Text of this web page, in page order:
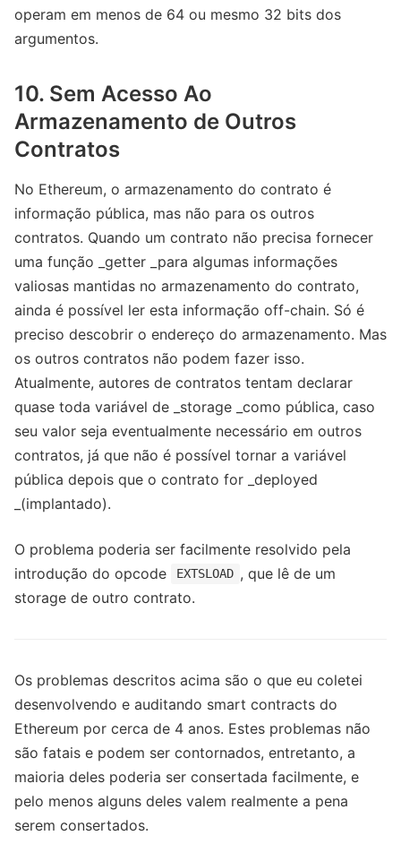
operam em menos de 64 ou mesmo 32 bits dos
argumentos.
10. Sem Acesso Ao
Armazenamento de Outros
Contratos
No Ethereum, o armazenamento do contrato é
informação pública, mas não para os outros
contratos. Quando um contrato não precisa fornecer
uma função _getter _para algumas informações
valiosas mantidas no armazenamento do contrato,
ainda é possível ler esta informação off-chain. Só é
preciso descobrir o endereço do armazenamento. Mas
os outros contratos não podem fazer isso.
Atualmente, autores de contratos tentam declarar
quase toda variável de _storage _como pública, caso
seu valor seja eventualmente necessário em outros
contratos, já que não é possível tornar a variável
pública depois que o contrato for _deployed
_(implantado).
O problema poderia ser facilmente resolvido pela
introdução do opcode
EXTSLOAD , que lê de um
storage de outro contrato.
Os problemas descritos acima são o que eu coletei
desenvolvendo e auditando smart contracts do
Ethereum por cerca de 4 anos. Estes problemas não
são fatais e podem ser contornados, entretanto, a
maioria deles poderia ser consertada facilmente, e
pelo menos alguns deles valem realmente a pena
serem consertados.